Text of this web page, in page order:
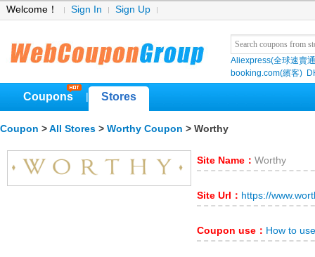
Welcome！ Sign In Sign Up
Aliexpress(全球速賣
booking.com(繽客)
Coupons Stores
Coupon > All Stores > Worthy Coupon > Worthy
Site Name： Worthy
Site Url： https://
Coupon use： How to